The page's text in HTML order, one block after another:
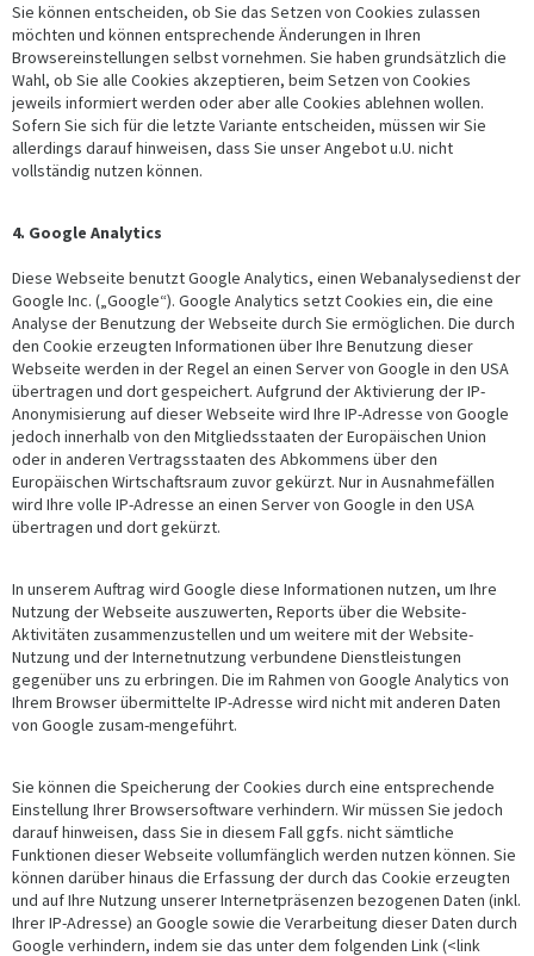
Sie können entscheiden, ob Sie das Setzen von Cookies zulassen
möchten und können entsprechende Änderungen in Ihren
Browsereinstellungen selbst vornehmen. Sie haben grundsätzlich die
Wahl, ob Sie alle Cookies akzeptieren, beim Setzen von Cookies
jeweils informiert werden oder aber alle Cookies ablehnen wollen.
Sofern Sie sich für die letzte Variante entscheiden, müssen wir Sie
allerdings darauf hinweisen, dass Sie unser Angebot u.U. nicht
vollständig nutzen können.
4. Google Analytics
Diese Webseite benutzt Google Analytics, einen Webanalysedienst der
Google Inc. („Google“). Google Analytics setzt Cookies ein, die eine
Analyse der Benutzung der Webseite durch Sie ermöglichen. Die durch
den Cookie erzeugten Informationen über Ihre Benutzung dieser
Webseite werden in der Regel an einen Server von Google in den USA
übertragen und dort gespeichert. Aufgrund der Aktivierung der IP-
Anonymisierung auf dieser Webseite wird Ihre IP-Adresse von Google
jedoch innerhalb von den Mitgliedsstaaten der Europäischen Union
oder in anderen Vertragsstaaten des Abkommens über den
Europäischen Wirtschaftsraum zuvor gekürzt. Nur in Ausnahmefällen
wird Ihre volle IP-Adresse an einen Server von Google in den USA
übertragen und dort gekürzt.
In unserem Auftrag wird Google diese Informationen nutzen, um Ihre
Nutzung der Webseite auszuwerten, Reports über die Website-
Aktivitäten zusammenzustellen und um weitere mit der Website-
Nutzung und der Internetnutzung verbundene Dienstleistungen
gegenüber uns zu erbringen. Die im Rahmen von Google Analytics von
Ihrem Browser übermittelte IP-Adresse wird nicht mit anderen Daten
von Google zusam-mengeführt.
Sie können die Speicherung der Cookies durch eine entsprechende
Einstellung Ihrer Browsersoftware verhindern. Wir müssen Sie jedoch
darauf hinweisen, dass Sie in diesem Fall ggfs. nicht sämtliche
Funktionen dieser Webseite vollumfänglich werden nutzen können. Sie
können darüber hinaus die Erfassung der durch das Cookie erzeugten
und auf Ihre Nutzung unserer Internetpräsenzen bezogenen Daten (inkl.
Ihrer IP-Adresse) an Google sowie die Verarbeitung dieser Daten durch
Google verhindern, indem sie das unter dem folgenden Link (<link